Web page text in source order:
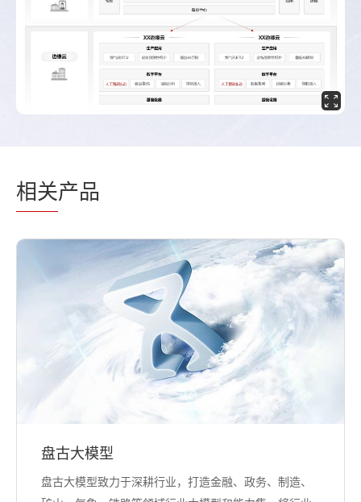
相关产品
盘古大模型
盘古大模型致力于深耕行业，打造金融、政务、制造、